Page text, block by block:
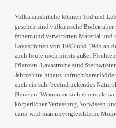
Vulkanausbrüche können Tod und
gesehen sind vulkanische Böden aber
feinem und verwitterten Material und
Lavaströmen von 1983 und 1985 an
auch heute noch nichts außer
Pflanzen. Lavaströme sind
Jahrzehnte hinaus unfruchtbarer
auch ein sehr beeindruckendes
Planeten. Wenn man sich einem
körperlicher Verfassung, Vorwissen
dann wird man unvergleichliche